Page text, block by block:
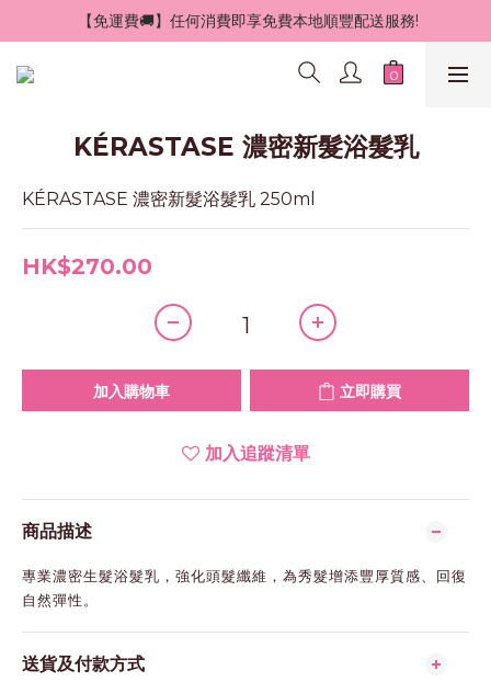
【免運費🚚】任何消費即享免費本地順豐配送服務!
KÉRASTASE 濃密新髮浴髮乳
KÉRASTASE 濃密新髮浴髮乳 250ml
HK$270.00
加入購物車 立即購買
加入追蹤清單
商品描述
專業濃密生髮浴髮乳，強化頭髮纖維，為秀髮增添豐厚質感、回復
自然彈性。
送貨及付款方式